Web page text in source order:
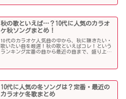
秋の歌といえば…？10代に人気のカラオ
ケ秋ソングまとめ！
10代のカラオケ人気曲の中から、秋に聴きたい・
歌いたい曲を厳選！秋の歌といえばコレ！という
ランキング定番の曲から最近の曲まで、盛り上が
10代に人気の冬ソングは？定番・最近の
カラオケ冬歌まとめ